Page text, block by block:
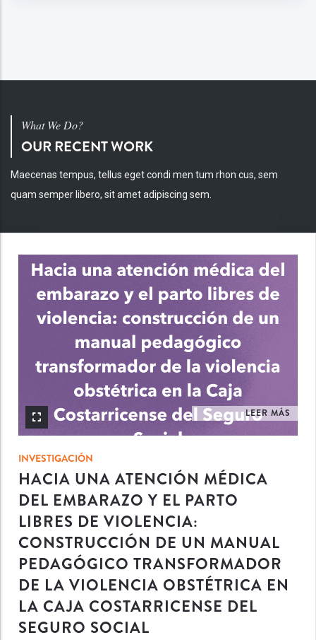
What We Do?
OUR RECENT WORK
Maecenas tempus, tellus eget condi men tum rhon cus, sem
quam semper libero, sit amet adipiscing sem.
LEER MÁS
INVESTIGACIÓN
HACIA UNA ATENCIÓN MÉDICA
DEL EMBARAZO Y EL PARTO
LIBRES DE VIOLENCIA:
CONSTRUCCIÓN DE UN MANUAL
PEDAGÓGICO TRANSFORMADOR
DE LA VIOLENCIA OBSTÉTRICA EN
LA CAJA COSTARRICENSE DEL
SEGURO SOCIAL